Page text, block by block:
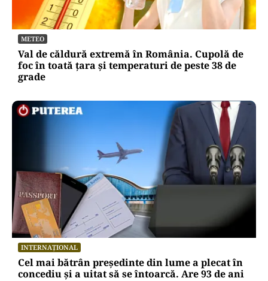
METEO
Val de căldură extremă în România. Cupolă de
foc în toată țara și temperaturi de peste 38 de
grade
INTERNAȚIONAL
Cel mai bătrân președinte din lume a plecat în
concediu și a uitat să se întoarcă. Are 93 de ani